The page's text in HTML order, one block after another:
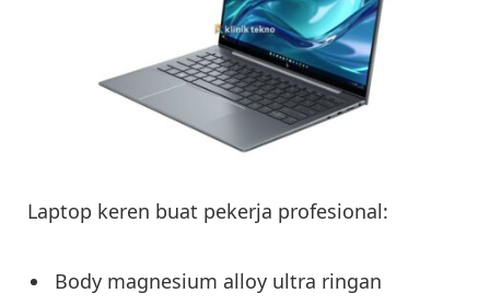
Laptop keren buat pekerja profesional:
Body magnesium alloy ultra ringan